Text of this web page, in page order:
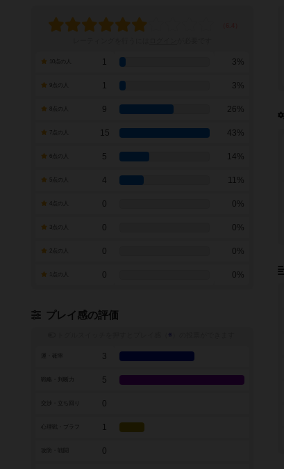
1 3%
1 3%
9 26%
7点の人 15 43%
5 14%
4 11%
0 0%
0 0%
0 0%
0 0%
プレイ感の評価
※
3
戦略・判断力 5
0
1
0